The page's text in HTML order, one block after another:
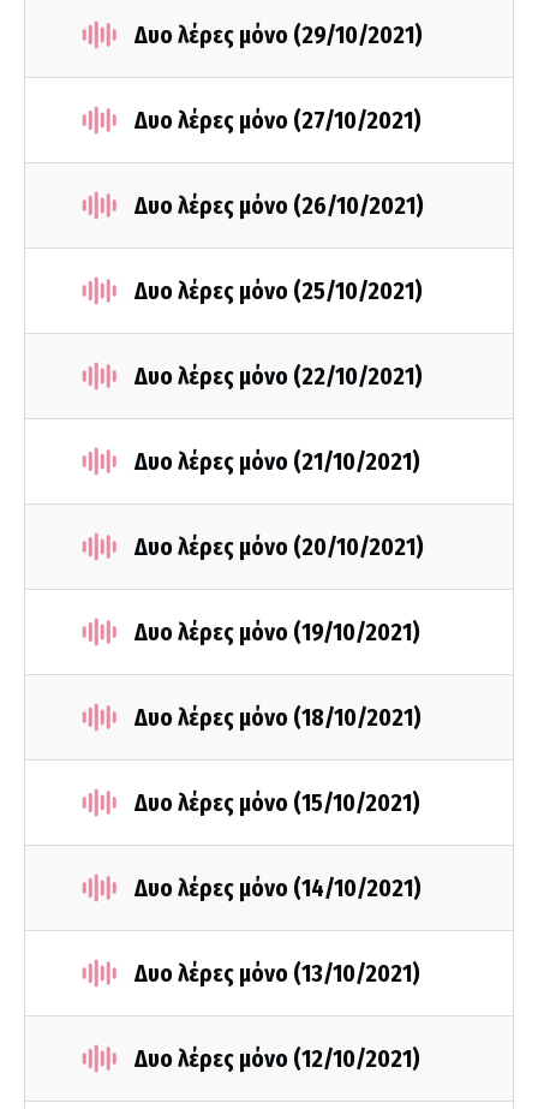
Δυο λέρες μόνο (29/10/2021)
Δυο λέρες μόνο (27/10/2021)
Δυο λέρες μόνο (26/10/2021)
Δυο λέρες μόνο (25/10/2021)
Δυο λέρες μόνο (22/10/2021)
Δυο λέρες μόνο (21/10/2021)
Δυο λέρες μόνο (20/10/2021)
Δυο λέρες μόνο (19/10/2021)
Δυο λέρες μόνο (18/10/2021)
Δυο λέρες μόνο (15/10/2021)
Δυο λέρες μόνο (14/10/2021)
Δυο λέρες μόνο (13/10/2021)
Δυο λέρες μόνο (12/10/2021)